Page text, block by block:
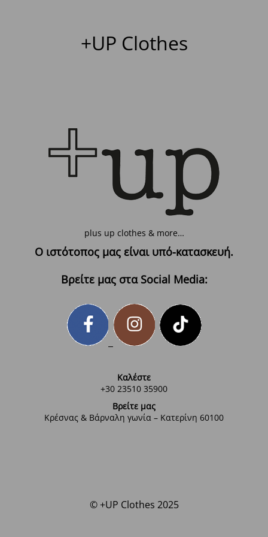
+UP Clothes
plus up clothes & more…
Ο ιστότοπος μας είναι υπό-κατασκευή.
Βρείτε μας στα Social Media:
Καλέστε
+30 23510 35900
Βρείτε μας
Κρέσνας & Βάρναλη γωνία – Κατερίνη 60100
© +UP Clothes 2025